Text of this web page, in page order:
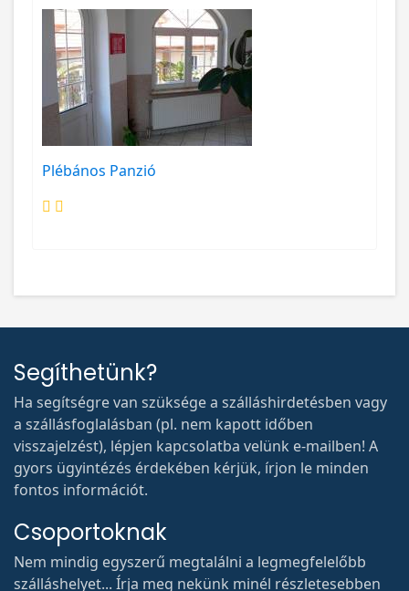
Plébános Panzió
Segíthetünk?
Ha segítségre van szüksége a szálláshirdetésben vagy
a szállásfoglalásban (pl. nem kapott időben
visszajelzést), lépjen kapcsolatba velünk e-mailben! A
gyors ügyintézés érdekében kérjük, írjon le minden
fontos információt.
Csoportoknak
Nem mindig egyszerű megtalálni a legmegfelelőbb
szálláshelyet... Írja meg nekünk minél részletesebben